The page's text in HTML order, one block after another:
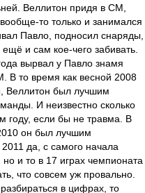
Веллитон придя в СМ,
то только и занимался
Павло, подносил снаряды,
и сам кое-чего забивать.
вырвал у Павло знамя
В то время как весной 2008
Веллитон был лучшим
И неизвестно сколько
году, если бы не травма. В
он был лучшим
да, с самого начала
но и то в 17 играх чемпионата
что совсем уж провально.
в цифрах, то